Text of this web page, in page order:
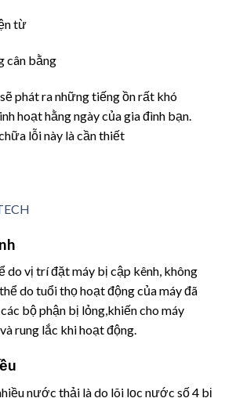
từ
cân bằng
phát ra những tiếng ồn rất khó
hoạt hằng ngày của gia đình bạn.
lỗi này là cần thiết
do vị trí đặt máy bị cập kênh, không
do tuổi thọ hoạt động của máy đã
bộ phận bị lỏng,khiến cho máy
rung lắc khi hoạt động.
nước thải là do lõi lọc nước số 4 bị